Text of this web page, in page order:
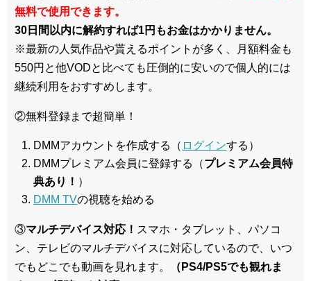
無料で使用できます。
30日間以内に解約すれば1円もお金はかかりません。
※最新の人気作品や貰えるポイントが多く、月額料金も
550円と他VODと比べても圧倒的に安いので個人的には
継続利用をおすすめします。
②無料登録まで超簡単！
DMMアカウントを作成する（ ログインする）
DMMプレミアム会員に登録する（プレミアム会員特
典あり！ ）
DMM TVの視聴を始める
③マルチデバイス対応！ スマホ・タブレット、パソコ
ン、テレビのマルチデバイスに対応しているので、いつ
でもどこでも動画を見れます。
（PS4/PS5でも観れま